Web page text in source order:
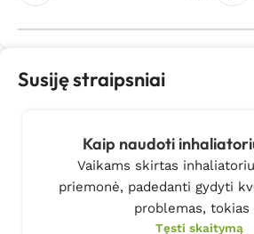
Susiję straipsniai
Kaip naudoti
Vaikams skirtas
priemonė, padedanti gydyti
problemas, tokias
Tęsti skaitymą